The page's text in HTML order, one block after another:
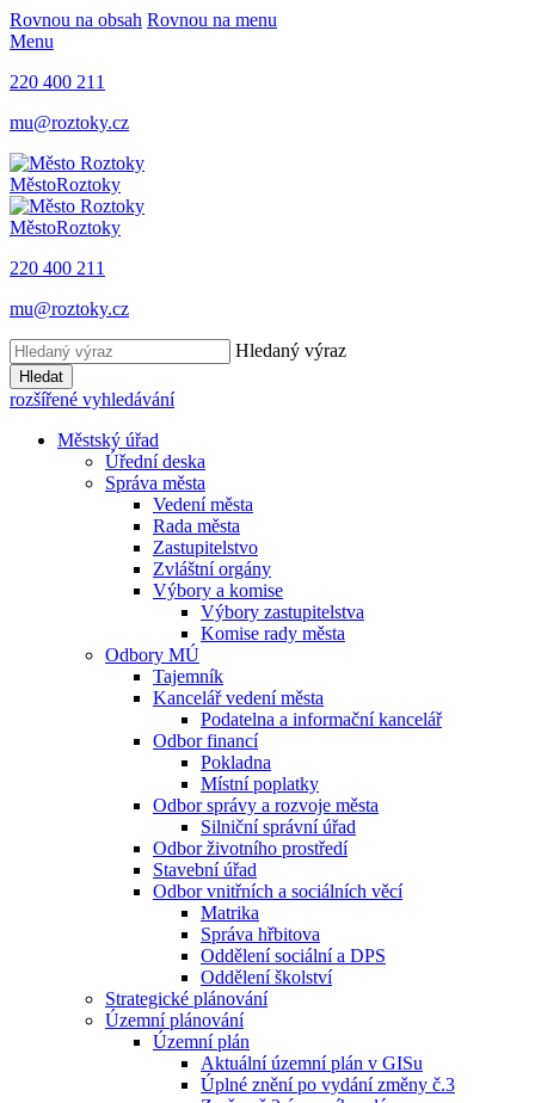
Rovnou na obsah Rovnou na menu
Menu
220 400 211
mu@roztoky.cz
MěstoRoztoky
MěstoRoztoky
220 400 211
mu@roztoky.cz
Hledaný výraz
Hledat
rozšířené vyhledávání
Městský úřad
Úřední deska
Správa města
Vedení města
Rada města
Zastupitelstvo
Zvláštní orgány
Výbory a komise
Výbory zastupitelstva
Komise rady města
Odbory MÚ
Tajemník
Kancelář vedení města
Podatelna a informační kancelář
Odbor financí
Pokladna
Místní poplatky
Odbor správy a rozvoje města
Silniční správní úřad
Odbor životního prostředí
Stavební úřad
Odbor vnitřních a sociálních věcí
Matrika
Správa hřbitova
Oddělení sociální a DPS
Oddělení školství
Strategické plánování
Územní plánování
Územní plán
Aktuální územní plán v GISu
Úplné znění po vydání změny č.3